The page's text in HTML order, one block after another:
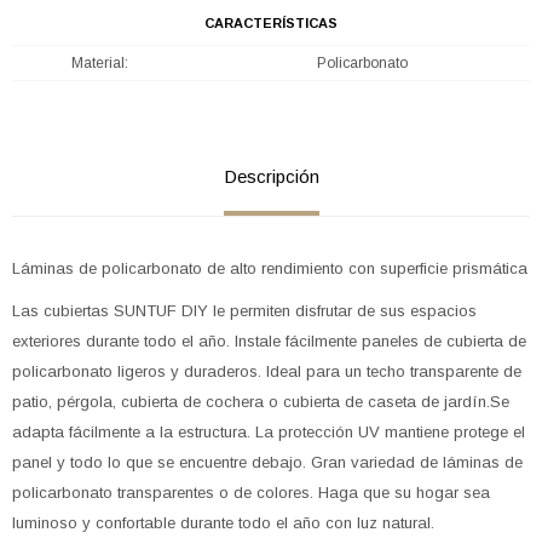
CARACTERÍSTICAS
Material Policarbonato
Descripción
Láminas de policarbonato de alto rendimiento con superficie prismática
Las cubiertas SUNTUF DIY le permiten disfrutar de sus espacios
exteriores durante todo el año. Instale fácilmente paneles de cubierta de
policarbonato ligeros y duraderos. Ideal para un techo transparente de
patio, pérgola, cubierta de cochera o cubierta de caseta de jardín.Se
adapta fácilmente a la estructura. La protección UV mantiene protege el
panel y todo lo que se encuentre debajo. Gran variedad de láminas de
policarbonato transparentes o de colores. Haga que su hogar sea
luminoso y confortable durante todo el año con luz natural.